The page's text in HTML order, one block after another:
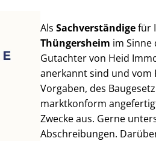
AlsSachverständigefür
Thüngersheim im Sinne
Gutachter von Heid
anerkannt sind und vom
Vorgaben, des
marktkonform
Zwecke aus. Gerne
Abschreibungen.